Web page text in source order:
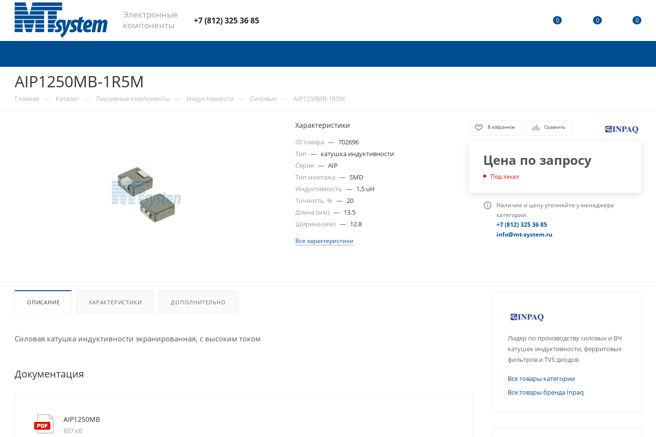
Электронные
компоненты
+7 (812) 325 36 85 0 0 0
AIP1250MB-1R5M
Главная — Каталог — Пассивные компоненты — Индуктивности — Силовые — AIP1250MB-1R5M
Характеристики
ID товара — 702696
Тип — катушка индуктивности
Серия — AIP
Тип монтажа — SMD
Индуктивность — 1,5 uH
Точность, % — 20
Длина (мм) — 13.5
Ширина (мм) — 12.8
Все характеристики
В избранное Сравнить
Цена по запросу
Под заказ
Наличие и цену уточняйте у менеджера
категории.
+7 (812) 325 36 85
info@mt-system.ru
ОПИСАНИЕ ХАРАКТЕРИСТИКИ ДОПОЛНИТЕЛЬНО
Силовая катушка индуктивности экранированная, с высоким током
Документация
AIP1250MB
837 кб
Лидер по производству силовых и ВЧ
катушек индуктивности, ферритовых
фильтров и TVS диодов.
Все товары категории
Все товары бренда Inpaq